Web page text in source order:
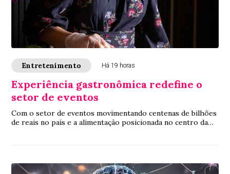
Entretenimento Há 19 horas
Experiência gastronômica redefine o
setor de eventos
Com o setor de eventos movimentando centenas de bilhões
de reais no país e a alimentação posicionada no centro da